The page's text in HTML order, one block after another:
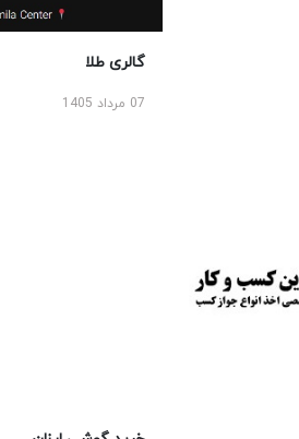
گالری طلا
07 مرداد 1405